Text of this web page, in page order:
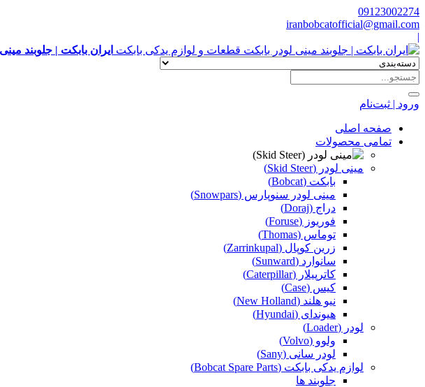
09123002274
iranbobcatofficial@gmail.com
|
ایران بابکت | جلوبند
ورود | ثبت‌نام
صفحه اصلی
تمامی محصولات
مینی لودر (Skid Steer)
بابکت (Bobcat)
مینی لودر سنوپارس (Snowpars)
دراج (Doraj)
فوریوز (Foruse)
توماس (Thomas)
زرین کوپال (Zarrinkupal)
سانوارد (Sunward)
کاترپیلار (Caterpillar)
کیس (Case)
نیو هلند (New Holland)
هیوندای (Hyundai)
لودر (Loader)
ولوو (Volvo)
لودر سانی (Sany)
لوازم یدکی بابکت (Bobcat Spare Parts)
جلوبند ها